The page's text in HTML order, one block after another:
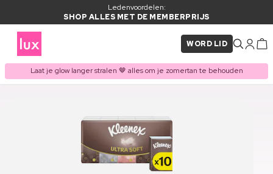
Ledenvoordelen:
SHOP ALLES MET DE MEMBERPRIJS
WORD LID
Laat je glow langer stralen 🤎 alles om je zomertan te behouden